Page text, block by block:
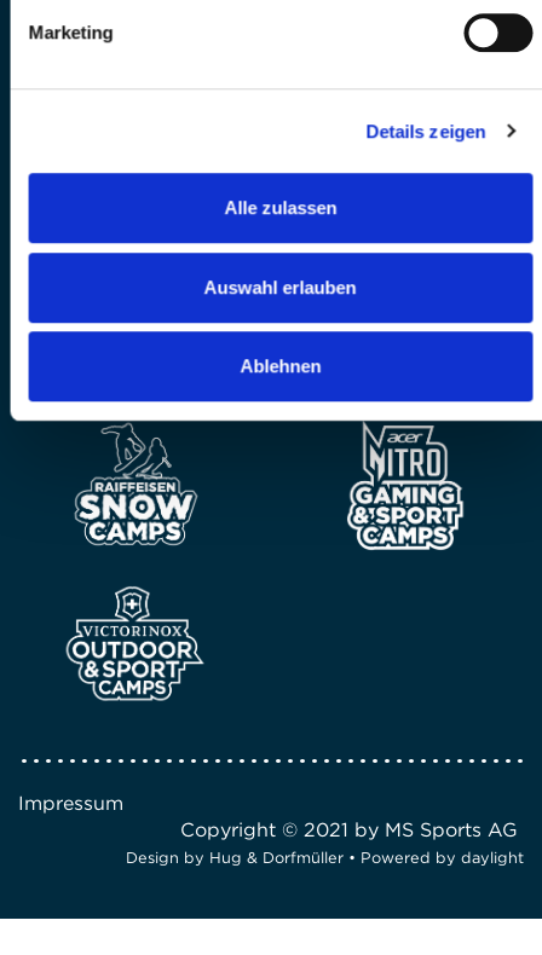
Marketing
Details zeigen
Alle zulassen
Auswahl erlauben
Ablehnen
Impressum
Copyright © 2021 by MS Sports AG
Design by Hug & Dorfmüller • Powered by daylight